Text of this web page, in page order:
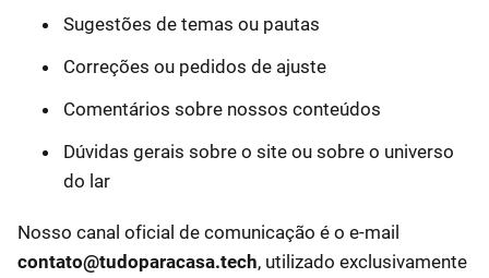
Sugestões de temas ou pautas
Correções ou pedidos de ajuste
Comentários sobre nossos conteúdos
Dúvidas gerais sobre o site ou sobre o universo
do lar
Nosso canal oficial de comunicação é o e-mail
contato@tudoparacasa.tech, utilizado exclusivamente